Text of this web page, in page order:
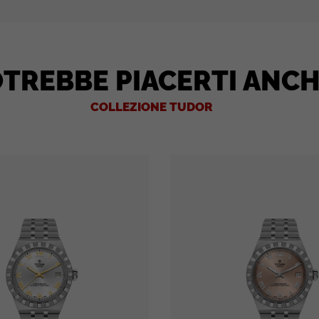
PIACERTI
COLLEZIONE TUDOR